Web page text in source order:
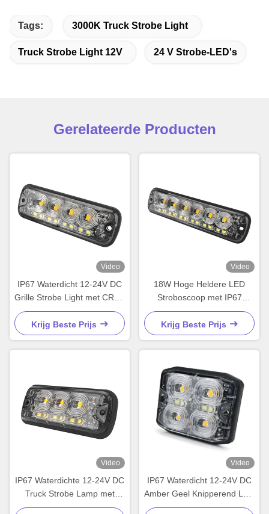
Tags: 3000K Truck Strobe Light
Truck Strobe Light 12V 24 V Strobe-LED's
Gerelateerde Producten
Video
IP67 Waterdicht 12-24V DC
Grille Strobe Light met CREE
LED-chips voor
vrachtwagenwaarschuwing
en Strobe Flashing
Krijg Beste Prijs
Video
18W Hoge Heldere LED
Stroboscoop met IP67
Waterdicht en PC Lens
Materialen voor
Vrachtwagens en
Hulpdiensten
Krijg Beste Prijs
Video
IP67 Waterdichte 12-24V DC
Truck Strobe Lamp met
CREE LED Chips voor
Video
IP67 Waterdicht 12-24V DC
Amber Geel Knipperend LED
Stroboscooplicht voor